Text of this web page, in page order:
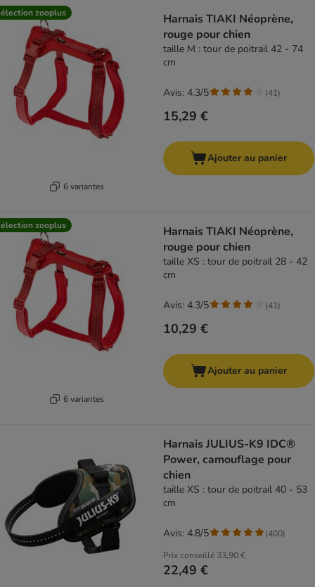
zooplus
6 variantes
Harnais TIAKI Néoprène,
rouge pour chien
taille M : tour de poitrail 42 - 74
cm
15,29 €
Avis: 4.3/5 (41)
Ajouter au panier
zooplus
6 variantes
Harnais TIAKI Néoprène,
rouge pour chien
taille XS : tour de poitrail 28 - 42
cm
10,29 €
Avis: 4.3/5 (41)
Ajouter au panier
Harnais JULIUS-K9 IDC®
Power, camouflage pour
chien
taille XS : tour de poitrail 40 - 53
cm
Prix conseillé 33,90 €
22,49 €
Avis: 4.8/5 (400)